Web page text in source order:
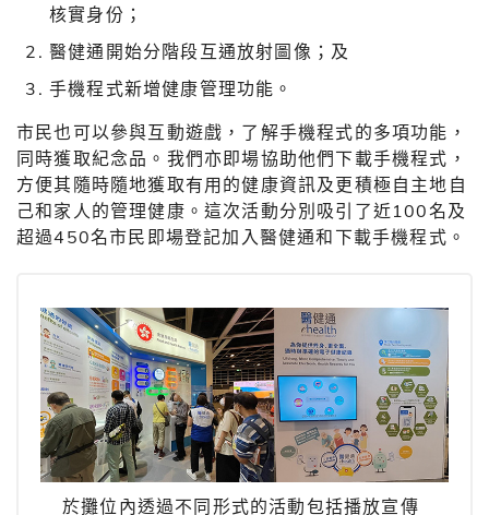
核實身份；
醫健通開始分階段互通放射圖像；及
手機程式新增健康管理功能。
市民也可以參與互動遊戲，了解手機程式的多項功能，
同時獲取紀念品。我們亦即場協助他們下載手機程式，
方便其隨時隨地獲取有用的健康資訊及更積極自主地自
己和家人的管理健康。這次活動分別吸引了近100名及
超過450名市民即場登記加入醫健通和下載手機程式。
於攤位內透過不同形式的活動包括播放宣傳